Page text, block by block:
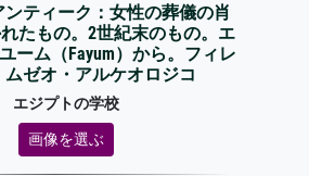
ティーク：女性の葬儀の肖
たもの。2世紀末のもの。エ
ーム（Fayum）から。フィレ
ムゼオ・アルケオロジコ
エジプトの学校
画像を選ぶ